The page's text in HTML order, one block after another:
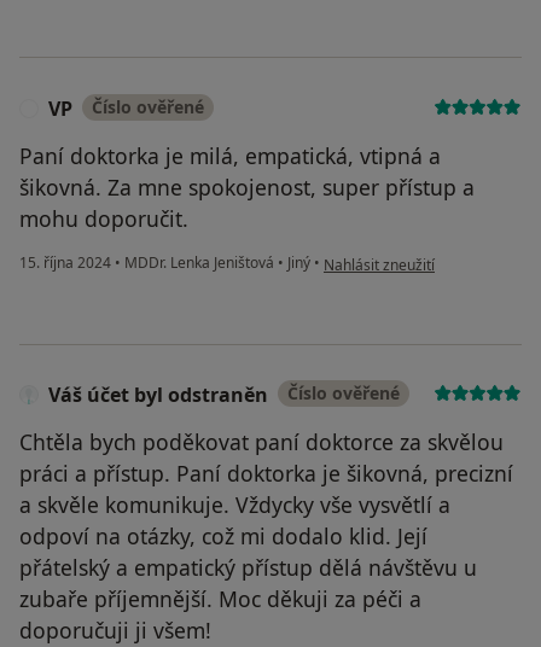
VP Číslo ověřené
Paní doktorka je milá, empatická, vtipná a
šikovná. Za mne spokojenost, super přístup a
mohu doporučit.
15. října 2024 • MDDr. Lenka Jeništová • Jiný • podle názoru uživatele VP
Nahlásit zneužití
Váš účet byl odstraněn Číslo ověřené
Chtěla bych poděkovat paní doktorce za skvělou
práci a přístup. Paní doktorka je šikovná, precizní
a skvěle komunikuje. Vždycky vše vysvětlí a
odpoví na otázky, což mi dodalo klid. Její
přátelský a empatický přístup dělá návštěvu u
zubaře příjemnější. Moc děkuji za péči a
doporučuji ji všem!